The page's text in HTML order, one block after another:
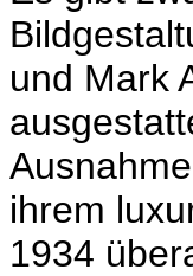
und Mark
ihrem
1934